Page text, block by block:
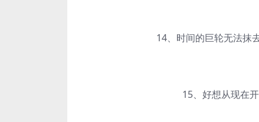
14、时间的巨轮无法抹去
15、好想从现在开